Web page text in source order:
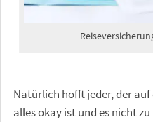
Natürlich hofft jeder, der auf
alles okay ist und es nicht